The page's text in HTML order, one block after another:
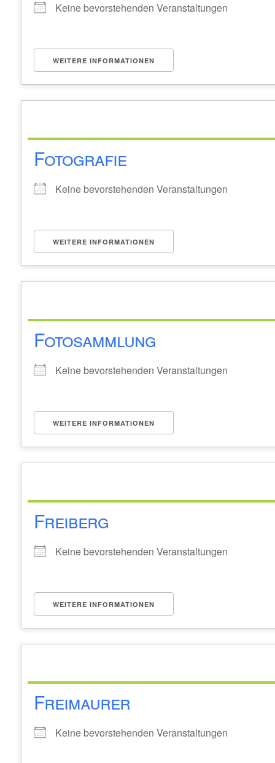
Keine bevorstehenden Veranstaltungen
WEITERE INFORMATIONEN
Fotografie
Keine bevorstehenden Veranstaltungen
WEITERE INFORMATIONEN
Fotosammlung
Keine bevorstehenden Veranstaltungen
WEITERE INFORMATIONEN
Freiberg
Keine bevorstehenden Veranstaltungen
WEITERE INFORMATIONEN
Freimaurer
Keine bevorstehenden Veranstaltungen